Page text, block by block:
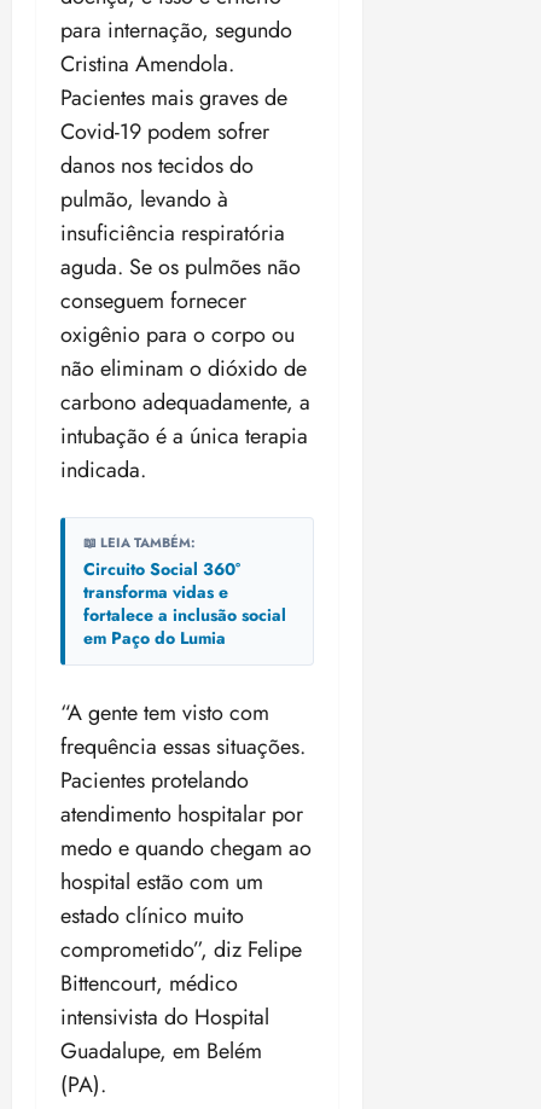
para internação, segundo
Cristina Amendola.
Pacientes mais graves de
Covid-19 podem sofrer
danos nos tecidos do
pulmão, levando à
insuficiência respiratória
aguda. Se os pulmões não
conseguem fornecer
oxigênio para o corpo ou
não eliminam o dióxido de
carbono adequadamente, a
intubação é a única terapia
indicada.
📖 LEIA TAMBÉM:
Circuito Social 360°
transforma vidas e
fortalece a inclusão social
em Paço do Lumia
“A gente tem visto com
frequência essas situações.
Pacientes protelando
atendimento hospitalar por
medo e quando chegam ao
hospital estão com um
estado clínico muito
comprometido”, diz Felipe
Bittencourt, médico
intensivista do Hospital
Guadalupe, em Belém
(PA).